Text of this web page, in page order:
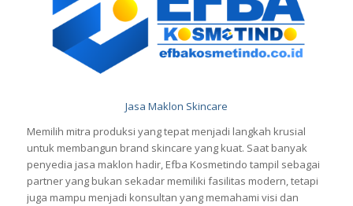
Jasa Maklon Skincare
Memilih mitra produksi yang tepat menjadi langkah krusial
untuk membangun brand skincare yang kuat. Saat banyak
penyedia jasa maklon hadir, Efba Kosmetindo tampil sebagai
partner yang bukan sekadar memiliki fasilitas modern, tetapi
juga mampu menjadi konsultan yang memahami visi dan